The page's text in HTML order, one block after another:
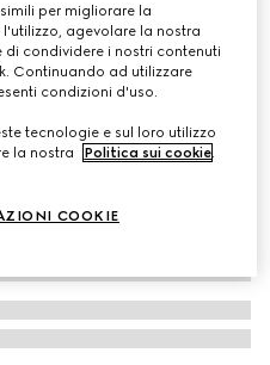
per migliorare la
agevolare la nostra
condividere i nostri contenuti
Continuando ad utilizzare
condizioni d'uso.
tecnologie e sul loro utilizzo
la nostra
Politica sui cookie
COOKIE